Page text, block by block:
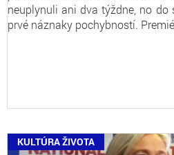
neuplynuli ani dva týždne, no do
prvé náznaky pochybností.
KULTÚRA ŽIVOTA